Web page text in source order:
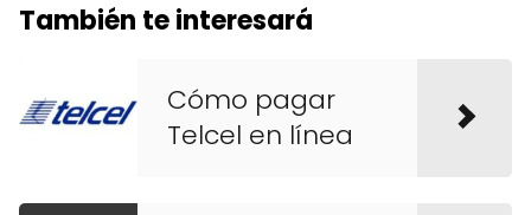
También te interesará
Cómo pagar
Telcel en línea